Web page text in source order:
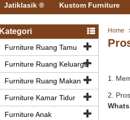
Jatiklasik ® Kustom Furniture
Home
1.
2.
Kategori
Furniture Ruang Tamu
Furniture Ruang Keluarga
Furniture Ruang Makan
Furniture Kamar Tidur
Furniture Anak